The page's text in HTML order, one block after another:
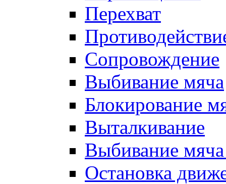
Перехват
Сопровождение
Выбивание мяча
Блокирование
Выталкивание
Выбивание
Остановка